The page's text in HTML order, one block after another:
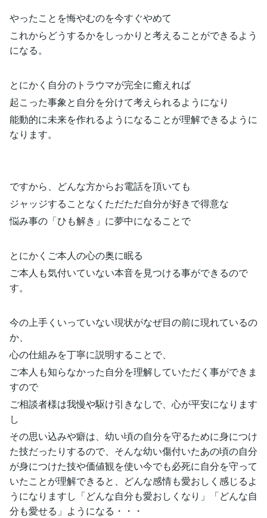
やったことを悔やむのを今すぐやめて
これからどうするかをしっかりと考えることができるよう
になる。
とにかく自分のトラウマが完全に癒えれば
起こった事象と自分を分けて考えられるようになり
能動的に未来を作れるようになることが理解できるように
なります。
ですから、どんな方からお電話を頂いても
ジャッジすることなくただただ自分が好きで得意な
悩み事の「ひも解き」に夢中になることで
とにかくご本人の心の奥に眠る
ご本人も気付いていない本音を見つける事ができるので
す。
今の上手くいっていない現状がなぜ目の前に現れているの
か、
心の仕組みを丁寧に説明することで、
ご本人も知らなかった自分を理解していただく事ができま
すので
ご相談者様は我慢や駆け引きなしで、心が平安になります
し
その思い込みや癖は、幼い頃の自分を守るために身につけ
た技だったりするので、そんな幼い傷付いたあの頃の自分
が身につけた技や価値観を使い今でも必死に自分を守って
いたことが理解できると、どんな感情も愛おしく感じるよ
うになりますし「どんな自分も愛おしくなり」「どんな自
分も愛せる」ようになる・・・